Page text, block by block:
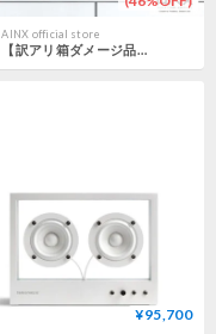
AINX official store
【訳アリ箱ダメージ品】『設置工事不要』タンク式食器洗乾燥機 Smart Dish Washer UV model
¥95,700